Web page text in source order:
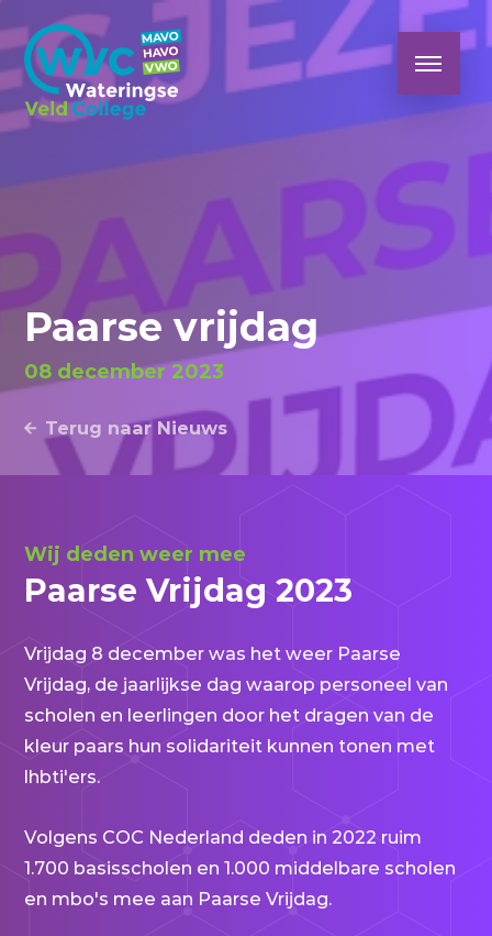
Paarse vrijdag
08 december 2023
Terug naar Nieuws
Wij deden weer mee
Paarse Vrijdag 2023
Vrijdag 8 december was het weer Paarse
Vrijdag, de jaarlijkse dag waarop personeel van
scholen en leerlingen door het dragen van de
kleur paars hun solidariteit kunnen tonen met
lhbti'ers.
Volgens COC Nederland deden in 2022 ruim
1.700 basisscholen en 1.000 middelbare scholen
en mbo's mee aan Paarse Vrijdag.